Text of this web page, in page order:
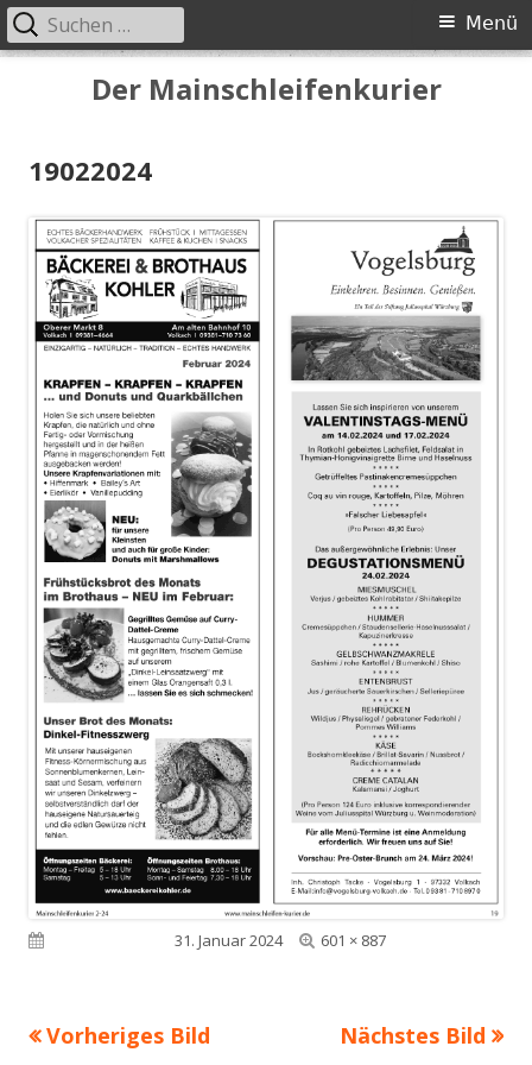
Der Mainschleifenkurier
Primäres
Menü
Suchen
nach:
19022024
Veröffentlicht am31. Januar 2024
Volle
601 × 887
Vorheriges Bild Nächstes Bild